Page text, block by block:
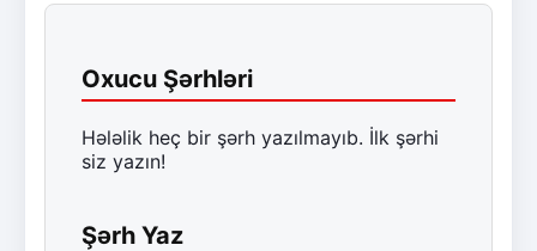
Oxucu Şərhləri
Hələlik heç bir şərh yazılmayıb. İlk şərhi
siz yazın!
Şərh Yaz